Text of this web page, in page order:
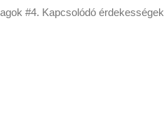
#4. Kapcsolódó érdekességek